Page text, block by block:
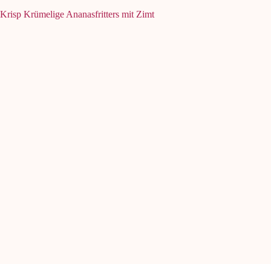
Krisp Krümelige Ananasfritters mit Zimt